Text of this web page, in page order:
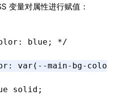
变量对属性进行赋值：
blue; */
: var (--main-bg-color)
solid ;